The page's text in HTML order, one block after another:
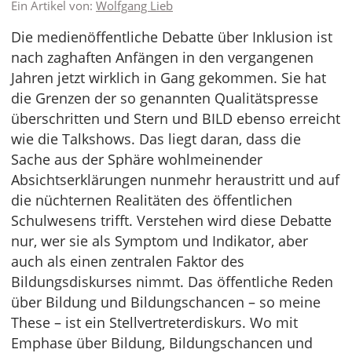
Ein Artikel von: Wolfgang Lieb
Die medienöffentliche Debatte über Inklusion ist
nach zaghaften Anfängen in den vergangenen
Jahren jetzt wirklich in Gang gekommen. Sie hat
die Grenzen der so genannten Qualitätspresse
überschritten und Stern und BILD ebenso erreicht
wie die Talkshows. Das liegt daran, dass die
Sache aus der Sphäre wohlmeinender
Absichtserklärungen nunmehr heraustritt und auf
die nüchternen Realitäten des öffentlichen
Schulwesens trifft. Verstehen wird diese Debatte
nur, wer sie als Symptom und Indikator, aber
auch als einen zentralen Faktor des
Bildungsdiskurses nimmt. Das öffentliche Reden
über Bildung und Bildungschancen – so meine
These – ist ein Stellvertreterdiskurs. Wo mit
Emphase über Bildung, Bildungschancen und